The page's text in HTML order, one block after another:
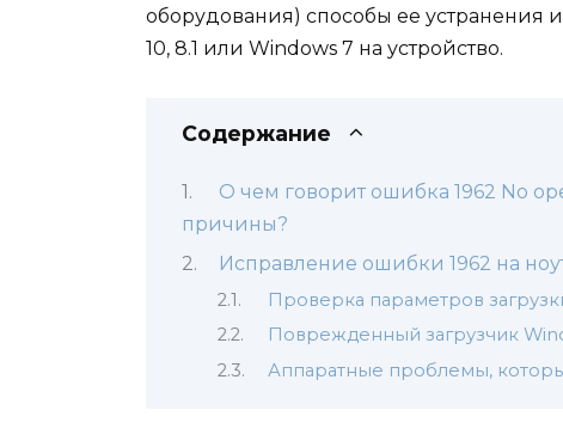
оборудования) способы ее устранения
10, 8.1 или Windows 7 на устройство.
Содержание
О чем говорит ошибка 1962 No
причины?
Исправление ошибки 1962 на
Проверка параметров
Поврежденный загрузчик
Аппаратные проблемы,